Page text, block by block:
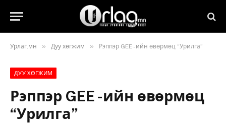
Урлаг.мн » Дуу хөгжим » Рэппэр GEE -ийн өвөрмөц “Урилга”
ДУУ ХӨГЖИМ
Рэппэр GEE -ийн өвөрмөц
“Урилга”